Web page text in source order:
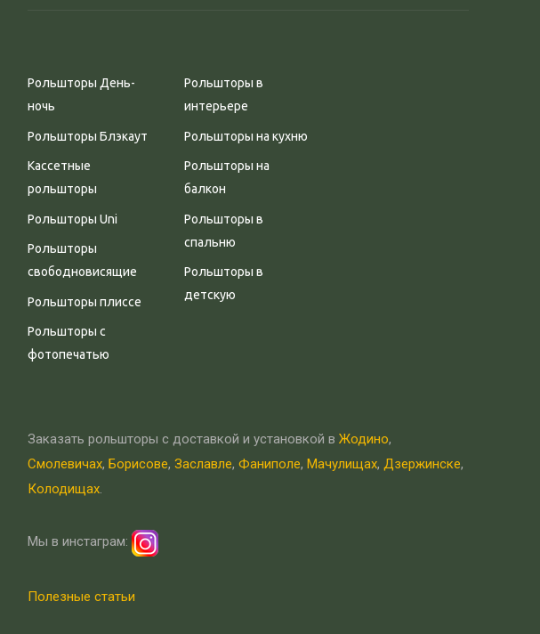
Рольшторы День-
ночь
Рольшторы Блэкаут
Кассетные
рольшторы
Рольшторы Uni
Рольшторы
свободновисящие
Рольшторы плиссе
Рольшторы с
фотопечатью
Рольшторы в
интерьере
Рольшторы на кухню
Рольшторы на
балкон
Рольшторы в
спальню
Рольшторы в
детскую
Заказать рольшторы с доставкой и установкой в Жодино,
Смолевичах, Борисове, Заславле, Фаниполе, Мачулищах, Дзержинске,
Колодищах.
Мы в инстаграм:
Полезные статьи